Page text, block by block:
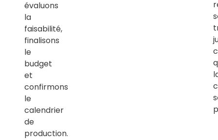
évaluons
la
faisabilité,
finalisons
le
budget
et
confirmons
le
calendrier
de
production.